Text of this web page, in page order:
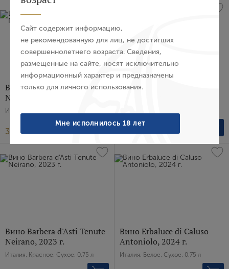
Вино Chianti Riserva Terre
Natuzzi, 2019 г.
Италия, Красное, Полусухое, 0.75 л
3 472 ₽
Вино Gavi di Gavi Cristina
7 079 ₽
Вино Barbera d'Asti Tenute
Neirano, 2023 г.
Италия, Красное, Сухое, 0.75 л
Вино Erbaluce di Caluso
Antoniolo, 2024 г.
Италия, Белое, Сухое, 0.75 л
Сайт содержит информацию,
не рекомендованную для лиц, не достигших
совершеннолетнего возраста. Сведения,
размещенные на сайте, носят исключительно
информационный характер и предназначены
только для личного использования.
Мне исполнилось 18 лет
Пароль
Войти
Создание учетной записи
Пароль